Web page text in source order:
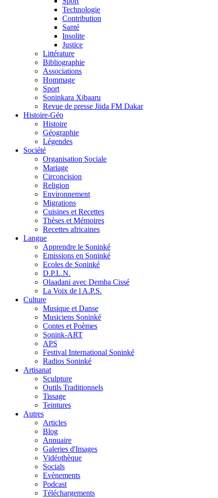
Technologie
Contribution
Santé
Insolite
Justice
Littérature
Bibliographie
Associations
Hommage
Sport
Soninkara Xibaaru
Revue de presse Jiida FM Dakar
Histoire-Géo
Histoire
Géographie
Légendes
Société
Organisation Sociale
Mariage
Circoncision
Religion
Environnement
Migrations
Cuisines et Recettes
Thèses et Mémoires
Recettes africaines
Langue
Apprendre le Soninké
Emissions en Soninké
Ecoles de Soninké
D.P.L.N.
Olaadani avec Demba Cissé
La Voix de l A.P.S.
Culture
Musique et Danse
Musiciens Soninké
Contes et Poèmes
Sonink-ART
APS
Festival International Soninké
Radios Soninké
Artisanat
Sculpture
Outils Traditionnels
Tissage
Teintures
Autres
Articles
Blog
Annuaire
Galeries d'Images
Vidéothèque
Socials
Evènements
Podcast
Téléchargements